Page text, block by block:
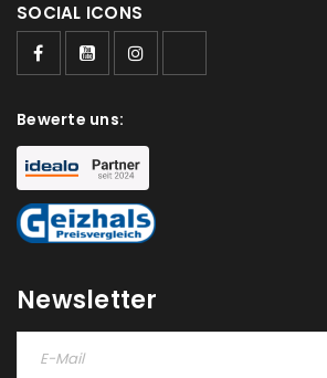
SOCIAL ICONS
Bewerte uns:
Newsletter